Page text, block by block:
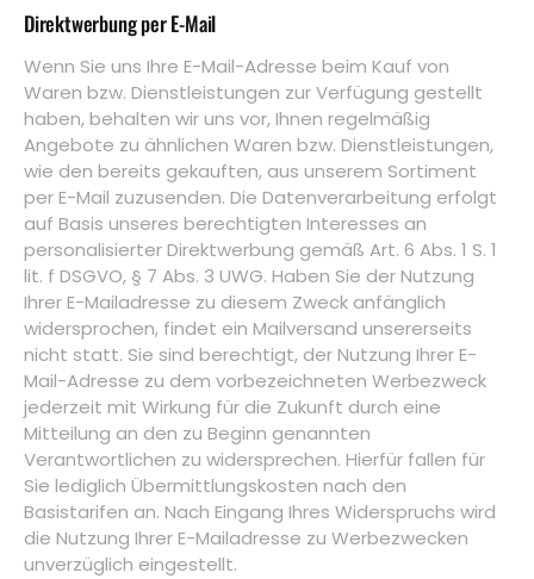
Direktwerbung per E-Mail
Wenn Sie uns Ihre E-Mail-Adresse beim Kauf von
Waren bzw. Dienstleistungen zur Verfügung gestellt
haben, behalten wir uns vor, Ihnen regelmäßig
Angebote zu ähnlichen Waren bzw. Dienstleistungen,
wie den bereits gekauften, aus unserem Sortiment
per E-Mail zuzusenden. Die Datenverarbeitung erfolgt
auf Basis unseres berechtigten Interesses an
personalisierter Direktwerbung gemäß Art. 6 Abs. 1 S. 1
lit. f DSGVO, § 7 Abs. 3 UWG. Haben Sie der Nutzung
Ihrer E-Mailadresse zu diesem Zweck anfänglich
widersprochen, findet ein Mailversand unsererseits
nicht statt. Sie sind berechtigt, der Nutzung Ihrer E-
Mail-Adresse zu dem vorbezeichneten Werbezweck
jederzeit mit Wirkung für die Zukunft durch eine
Mitteilung an den zu Beginn genannten
Verantwortlichen zu widersprechen. Hierfür fallen für
Sie lediglich Übermittlungskosten nach den
Basistarifen an. Nach Eingang Ihres Widerspruchs wird
die Nutzung Ihrer E-Mailadresse zu Werbezwecken
unverzüglich eingestellt.